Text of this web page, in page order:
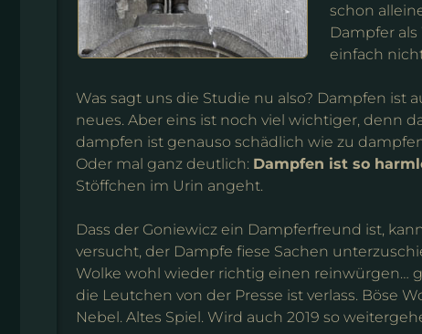
schon
Dampfer
einfach
Was sagt uns die Studie nu also? Dampfen ist
neues. Aber eins ist noch viel wichtiger, denn
dampfen ist genauso schädlich wie zu
Oder mal ganz deutlich: Dampfen ist so
Stöffchen im Urin angeht.
Dass der Goniewicz ein Dampferfreund ist,
versucht, der Dampfe fiese Sachen
Wolke wohl wieder richtig einen reinwürgen…
die Leutchen von der Presse ist verlass. Böse
Nebel. Altes Spiel. Wird auch 2019 so